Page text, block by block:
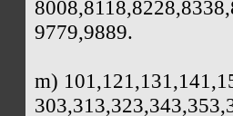
9779,9889.
m)